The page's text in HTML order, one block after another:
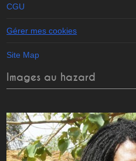
CGU
Gérer mes cookies
Site Map
Images au hazard